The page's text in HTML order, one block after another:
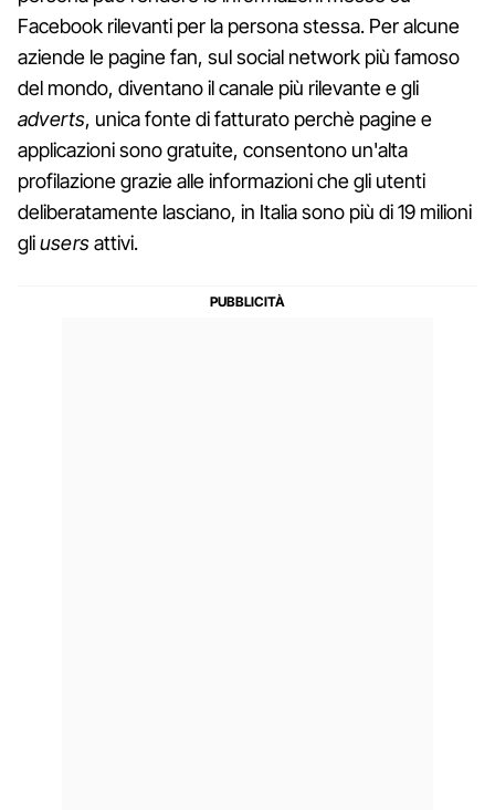
Facebook rilevanti per la persona stessa. Per alcune
aziende le pagine fan, sul social network più famoso
del mondo, diventano il canale più rilevante e gli
adverts, unica fonte di fatturato perchè pagine e
applicazioni sono gratuite, consentono un'alta
profilazione grazie alle informazioni che gli utenti
deliberatamente lasciano, in Italia sono più di 19 milioni
gliusersattivi.